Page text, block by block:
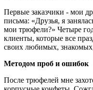
Первые заказчики - мои
письма: «Друзья, я
мои трюфели?» Четыре
клиенты, которые все
своих любимых, знакомых,
Методом проб и ошибок
После трюфелей мне